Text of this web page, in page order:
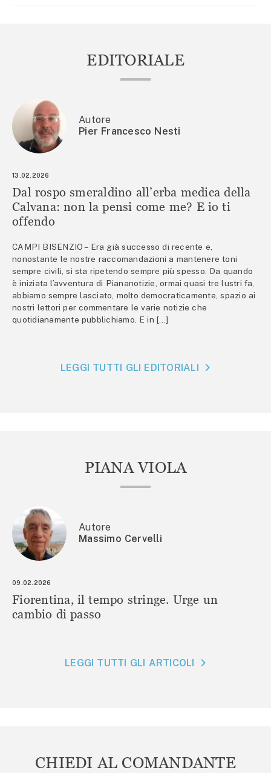
EDITORIALE
Autore
Pier Francesco Nesti
13.02.2026
Dal rospo smeraldino all’erba medica della
Calvana: non la pensi come me? E io ti
offendo
CAMPI BISENZIO – Era già successo di recente e,
nonostante le nostre raccomandazioni a mantenere toni
sempre civili, si sta ripetendo sempre più spesso. Da quando
è iniziata l’avventura di Piananotizie, ormai quasi tre lustri fa,
abbiamo sempre lasciato, molto democraticamente, spazio ai
nostri lettori per commentare le varie notizie che
quotidianamente pubblichiamo. E in […]
LEGGI TUTTI GLI EDITORIALI
PIANA VIOLA
Autore
Massimo Cervelli
09.02.2026
Fiorentina, il tempo stringe. Urge un
cambio di passo
LEGGI TUTTI GLI ARTICOLI
CHIEDI AL COMANDANTE